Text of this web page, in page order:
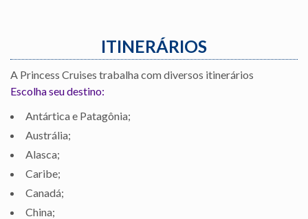
ITINERÁRIOS
A Princess Cruises trabalha com diversos itinerários
Escolha seu destino:
Antártica e Patagônia;
Austrália;
Alasca;
Caribe;
Canadá;
China;